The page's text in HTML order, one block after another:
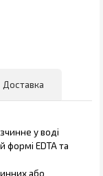
Доставка
у воді
формі EDTA та
або